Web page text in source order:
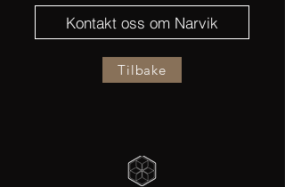
Kontakt oss om Narvik
Tilbake